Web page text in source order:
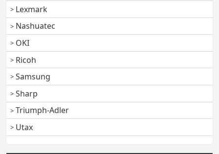
Lexmark
Nashuatec
OKI
Ricoh
Samsung
Sharp
Triumph-Adler
Utax